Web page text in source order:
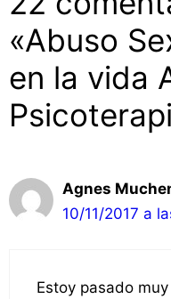
«Abuso
en la vida
Agnes
10/11/2017 a
Estoy pasado